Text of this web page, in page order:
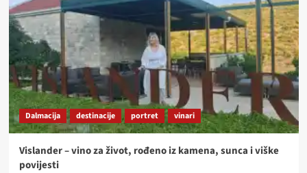
Dalmacija destinacije portret vinari
Vislander – vino za život, rođeno iz kamena, sunca i viške
povijesti